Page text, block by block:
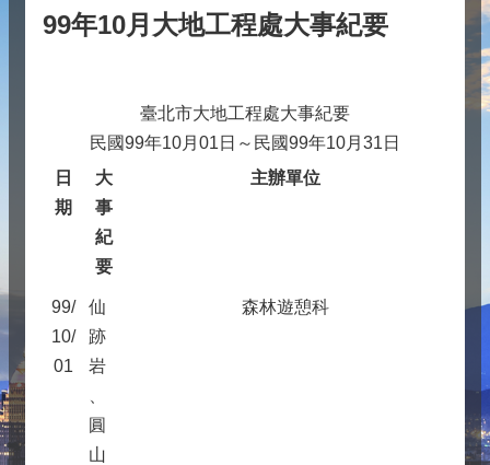
99年10月大地工程處大事紀要
臺北市大地工程處大事紀要
民國99年10月01日～民國99年10月31日
日
期
大
事
紀
要
主辦單位
99/
10/
01
仙
跡
岩
圓
山
森林遊憩科